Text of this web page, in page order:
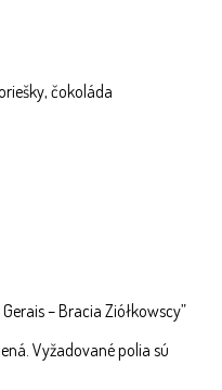
čokoláda
– Bracia Ziółkowscy”
Vyžadované polia sú